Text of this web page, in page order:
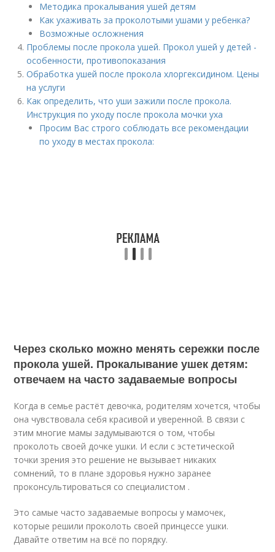
Методика прокалывания ушей детям
Как ухаживать за проколотыми ушами у ребенка?
Возможные осложнения
Проблемы после прокола ушей. Прокол ушей у детей -
особенности, противопоказания
Обработка ушей после прокола хлоргексидином. Цены
на услуги
Как определить, что уши зажили после прокола.
Инструкция по уходу после прокола мочки уха
Просим Вас строго соблюдать все рекомендации
по уходу в местах прокола:
Через сколько можно менять сережки после
прокола ушей. Прокалывание ушек детям:
отвечаем на часто задаваемые вопросы
Когда в семье растёт девочка, родителям хочется, чтобы
она чувствовала себя красивой и уверенной. В связи с
этим многие мамы задумываются о том, чтобы
проколоть своей дочке ушки. И если с эстетической
точки зрения это решение не вызывает никаких
сомнений, то в плане здоровья нужно заранее
проконсультироваться со специалистом .
Это самые часто задаваемые вопросы у мамочек,
которые решили проколоть своей принцессе ушки.
Давайте ответим на всё по порядку.